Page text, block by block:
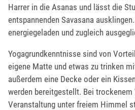
Harrer in die Asanas und lässt die
entspannenden Savasana
energiegeladen und zugleich
Yogagrundkenntnisse sind von
eigene Matte und etwas zu trinken
außerdem eine Decke oder ein
werden bereitgestellt. Bei trockenem
Veranstaltung unter freiem Himmel